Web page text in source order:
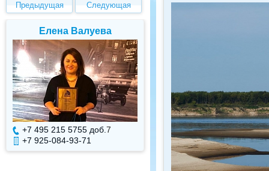
Предыдущая Следующая
Елена Валуева
+7 495 215 5755 доб. 7
+7 925-084-93-71
+7 495 215 5755 доб.
+7 925-084-93-70